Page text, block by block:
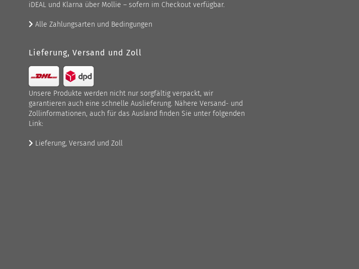
iDEAL und Klarna über Mollie – sofern im Checkout verfügbar.
Alle Zahlungsarten und Bedingungen
Lieferung, Versand und Zoll
Unsere Produkte werden nicht nur sorgfältig verpackt, wir
garantieren auch eine schnelle Auslieferung. Nähere Versand- und
Zollinformationen, auch für das Ausland finden Sie unter folgenden
Link:
Lieferung, Versand und Zoll